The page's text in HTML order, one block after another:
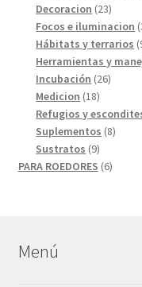
Decoracion 2323
Focos e iluminacion
Hábitats y terrarios
Herramientas y
Incubación 2626
Medicion 1818
Refugios y
Suplementos 88
Sustratos 99
productos
PARA ROEDORES 66
Menú